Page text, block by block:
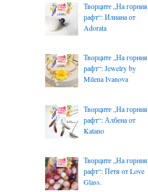
Творците „На горния
рафт“: Илиана от
Adorata
Творците „На горния
рафт“: Jewelry by
Milena Ivanova
Творците „На горния
рафт“: Албена от
Katano
Творците „На горния
рафт“: Петя от Love
Glass.